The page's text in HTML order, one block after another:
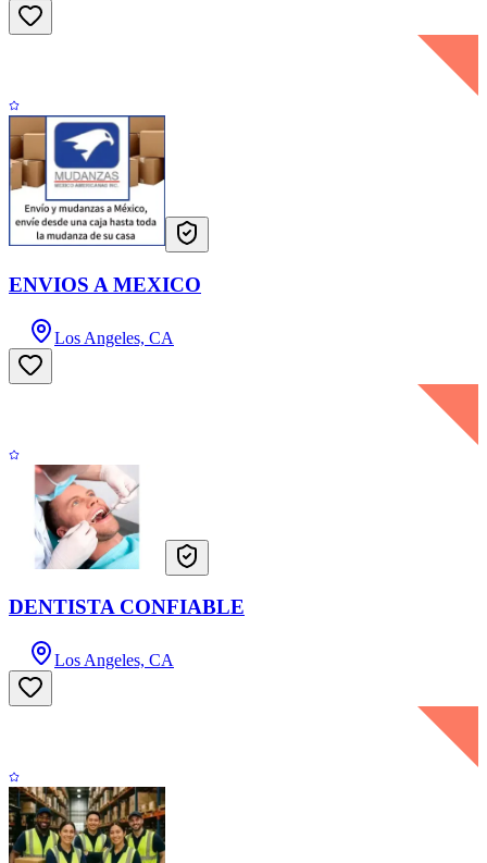
ENVIOS A MEXICO
Los Angeles, CA
DENTISTA CONFIABLE
Los Angeles, CA